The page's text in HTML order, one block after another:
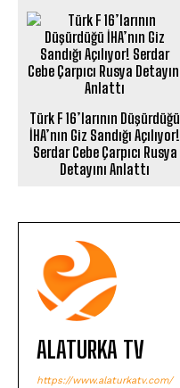
Türk F 16’larının Düşürdüğü
İHA’nın Giz Sandığı Açılıyor!
Serdar Cebe Çarpıcı Rusya
Detayını Anlattı
ALATURKA TV
https://www.alaturkatv.com/